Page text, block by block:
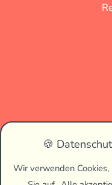
🍪
Wir verwenden